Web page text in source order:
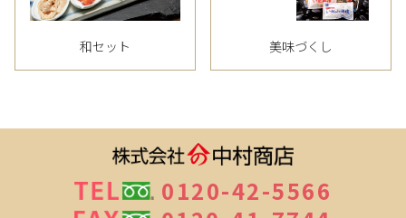
和セット 美味づくし
0120-42-5566